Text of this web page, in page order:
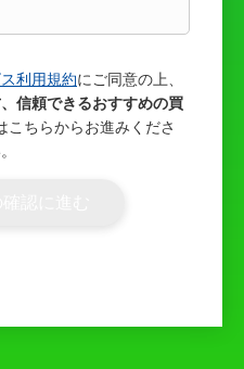
利用規約にご同意の上、
信頼できるおすすめの買
こちらからお進みくださ